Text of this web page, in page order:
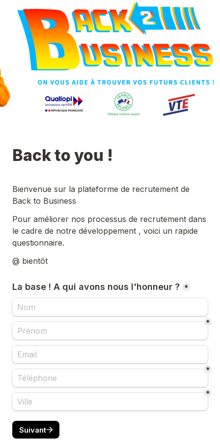
Back to you !
Bienvenue sur la plateforme de recrutement de
Back to Business
Pour améliorer nos processus de recrutement dans
le cadre de notre développement , voici un rapide
questionnaire.
@ bientôt
La base ! A qui avons nous l'honneur ? *
*
*
*
Suivant